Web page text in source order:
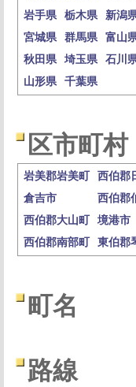
岩手県
栃木県 新潟
宮城県
群馬県 富山
秋田県
埼玉県 石川
山形県
千葉県
区市町村
岩美郡岩美町 西伯郡
倉吉市
西伯郡
西伯郡大山町
境港市
西伯郡南部町
東伯郡
町名
路線